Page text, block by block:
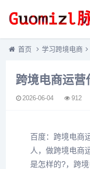
首页 学习跨境电商
跨境电商运
2026-06-04 912
百度：跨境电商
人，做跨境电商
是怎样的?，跨